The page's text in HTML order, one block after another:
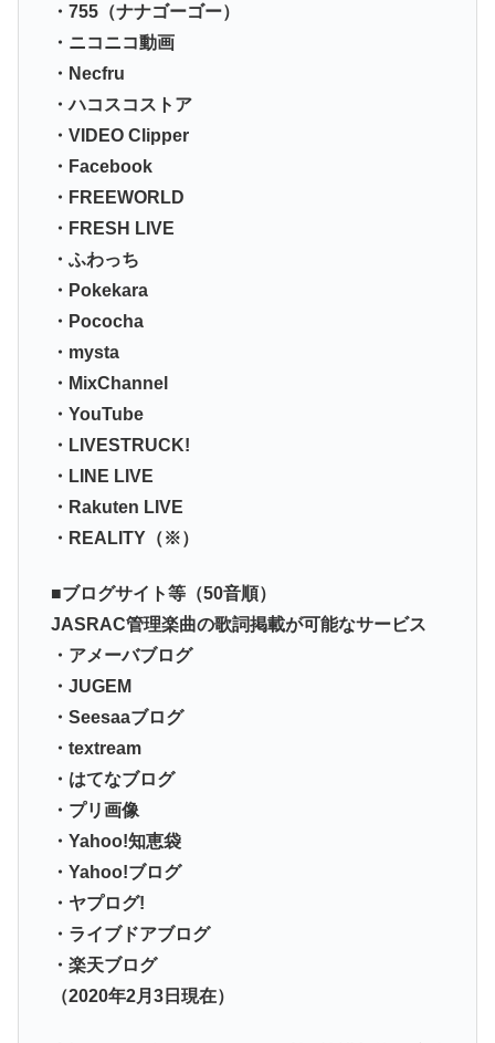
・755（ナナゴーゴー）
・ニコニコ動画
・Necfru
・ハコスコストア
・VIDEO Clipper
・Facebook
・FREEWORLD
・FRESH LIVE
・ふわっち
・Pokekara
・Pococha
・mysta
・MixChannel
・YouTube
・LIVESTRUCK!
・LINE LIVE
・Rakuten LIVE
・REALITY（※）
■ブログサイト等（50音順）
JASRAC管理楽曲の歌詞掲載が可能なサービス
・アメーバブログ
・JUGEM
・Seesaaブログ
・textream
・はてなブログ
・プリ画像
・Yahoo!知恵袋
・Yahoo!ブログ
・ヤプログ!
・ライブドアブログ
・楽天ブログ
（2020年2月3日現在）